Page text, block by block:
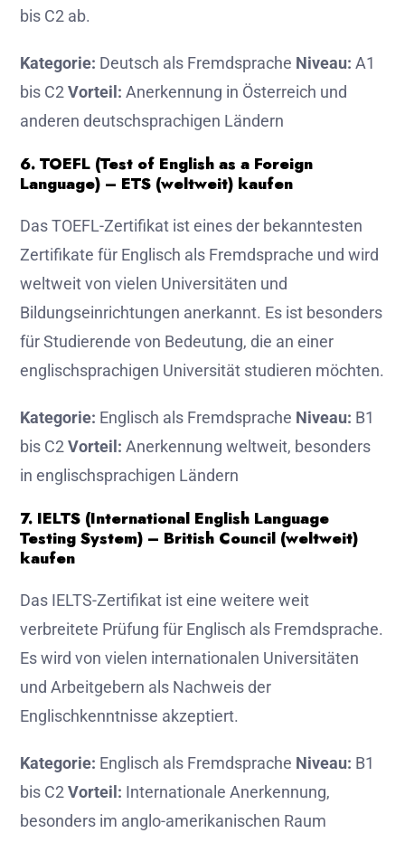
bis C2 ab.
Kategorie: Deutsch als Fremdsprache Niveau: A1
bis C2Vorteil: Anerkennung in Österreich und
anderen deutschsprachigen Ländern
6. TOEFL (Test of English as a Foreign
Language) – ETS (weltweit) kaufen
Das TOEFL-Zertifikat ist eines der bekanntesten
Zertifikate für Englisch als Fremdsprache und wird
weltweit von vielen Universitäten und
Bildungseinrichtungen anerkannt. Es ist besonders
für Studierende von Bedeutung, die an einer
englischsprachigen Universität studieren möchten.
Kategorie: Englisch als Fremdsprache Niveau: B1
bis C2Vorteil: Anerkennung weltweit, besonders
in englischsprachigen Ländern
7. IELTS (International English Language
Testing System) – British Council (weltweit)
kaufen
Das IELTS-Zertifikat ist eine weitere weit
verbreitete Prüfung für Englisch als Fremdsprache.
Es wird von vielen internationalen Universitäten
und Arbeitgebern als Nachweis der
Englischkenntnisse akzeptiert.
Kategorie: Englisch als Fremdsprache Niveau: B1
bis C2Vorteil: Internationale Anerkennung,
besonders im anglo-amerikanischen Raum